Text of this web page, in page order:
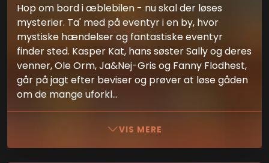
Hop om bord i æblebilen - nu skal der løses
mysterier. Ta' med på eventyr i en by, hvor
mystiske hændelser og fantastiske eventyr
finder sted. Kasper Kat, hans søster Sally og deres
venner, Ole Orm, Ja&Nej-Gris og Fanny Flodhest,
går på jagt efter beviser og prøver at løse gåden
om de mange uforkl...
VIS MERE